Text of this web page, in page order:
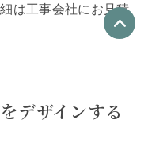
は工事会社にお見積
デザインする
を申し込む